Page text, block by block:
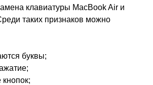
клавиатуры MacBook Air и
таких признаков можно
буквы;